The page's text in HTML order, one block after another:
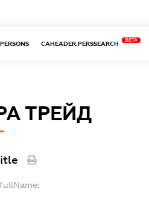
CAHEADER.PERSSEARCH
BETA
ТРЕЙД